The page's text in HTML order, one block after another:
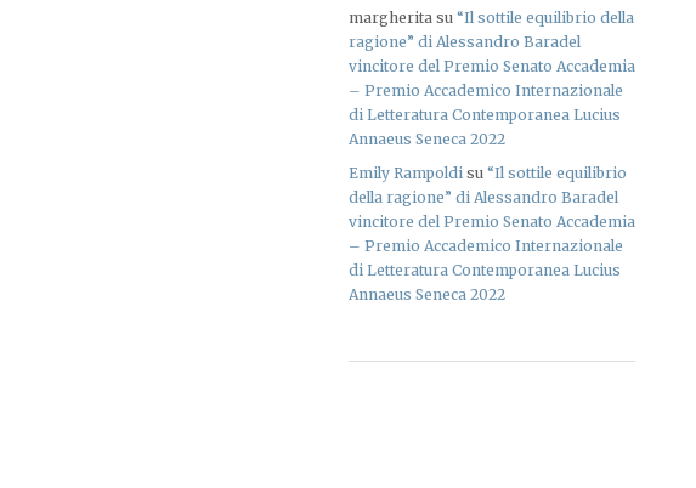
margherita su “Il sottile equilibrio della
ragione” di Alessandro Baradel
vincitore del Premio Senato Accademia
– Premio Accademico Internazionale
di Letteratura Contemporanea Lucius
Annaeus Seneca 2022
Emily Rampoldi su “Il sottile equilibrio
della ragione” di Alessandro Baradel
vincitore del Premio Senato Accademia
– Premio Accademico Internazionale
di Letteratura Contemporanea Lucius
Annaeus Seneca 2022